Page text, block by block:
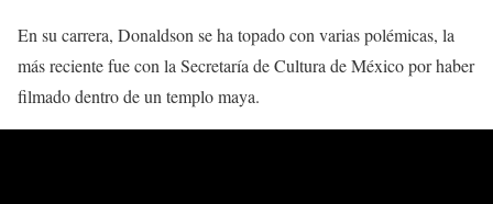
En su carrera, Donaldson se ha topado con varias polémicas, la
más reciente fue con la Secretaría de Cultura de México por haber
filmado dentro de un templo maya.